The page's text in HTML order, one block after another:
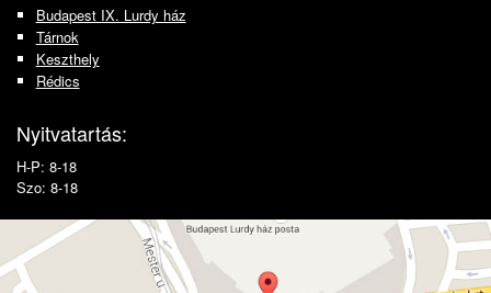
Budapest IX. Lurdy ház
Tárnok
Keszthely
Rédics
Nyitvatartás:
H-P: 8-18
Szo: 8-18